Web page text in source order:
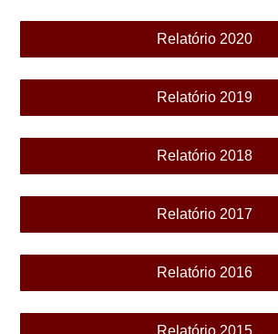
Relatório 2020
Relatório 2019
Relatório 2018
Relatório 2017
Relatório 2016
Relatório 2015